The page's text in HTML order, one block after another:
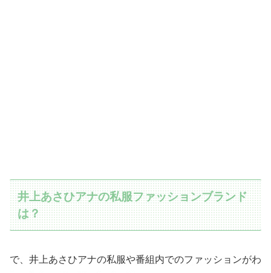
井上あさひアナの私服ファッションブランド
は？
で、井上あさひアナの私服や番組内でのファッションがわ